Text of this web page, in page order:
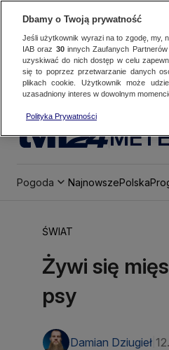
Pogoda NajnowszePolska
ŚWIAT
Żywi się
psy
Damian Dziugieł
Dbamy o Twoją prywatność
Jeśli użytkownik wyrazi na to zgodę, my,
IAB oraz 30innych Zaufanych
uzyskiwać do nich dostęp w celu
się to poprzez przetwarzanie danych
plikach cookie. Użytkownik może
uzasadniony interes w dowolnym
Polityka Prywatności